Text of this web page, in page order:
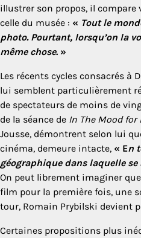
illustrer son propos, il compare
celle du musée : « Tout le
photo. Pourtant, lorsqu’on la
même chose. »
Les récents cycles consacrés à
lui semblent particulièrement
de spectateurs de moins de
de la séance de In The Mood for
Jousse, démontrent selon lui
cinéma, demeure intacte, « En
géographique dans laquelle se
On peut librement imaginer
film pour la première fois, une
tour, Romain Prybilski devient
Certaines propositions plus